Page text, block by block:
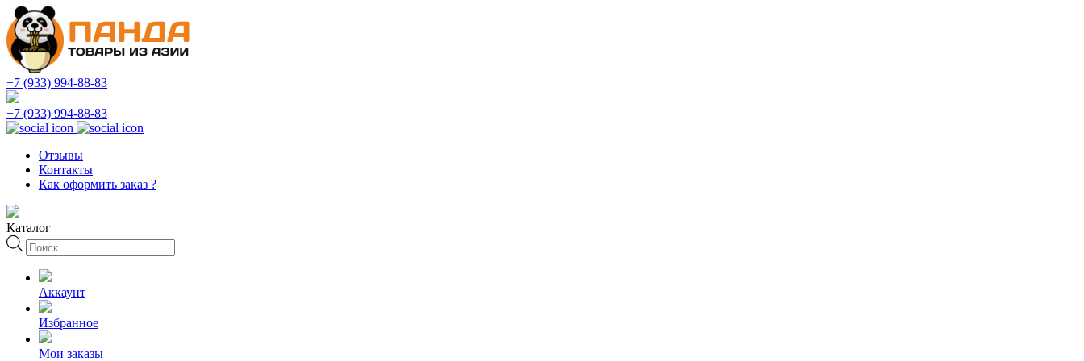
+7 (933) 994-88-83
+7 (933) 994-88-83
Отзывы
Контакты
Как оформить заказ ?
Каталог
Поиск
товаров
Аккаунт
Избранное
Мои заказы